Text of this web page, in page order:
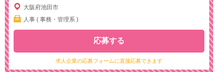
大阪府池田市
人事 ( 事務・管理系 )
求人企業の応募フォームに直接応募できます
応募する